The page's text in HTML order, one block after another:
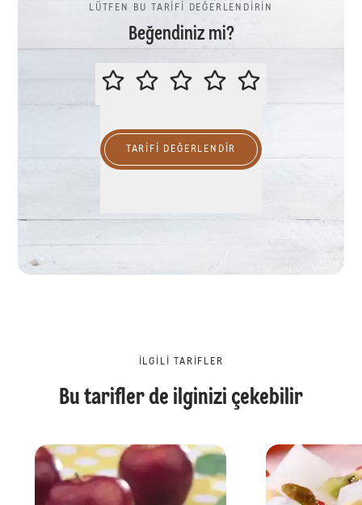
LÜTFEN BU TARİFİ DEĞERLENDİRİN
Beğendiniz mi?
LÜTFEN BU TARİFİ
TARIFI DEĞERLENDİR
İLGILI TARIFLER
Bu tarifler de ilginizi çekebilir